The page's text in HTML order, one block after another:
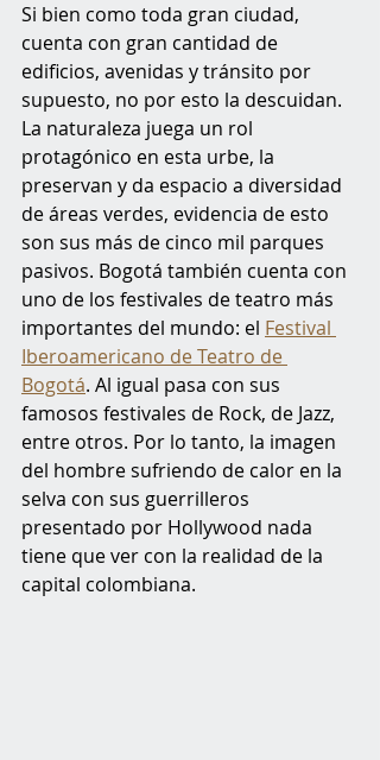
Si bien como toda gran ciudad,
cuenta con gran cantidad de
edificios, avenidas y tránsito por
supuesto, no por esto la descuidan.
La naturaleza juega un rol
protagónico en esta urbe, la
preservan y da espacio a diversidad
de áreas verdes, evidencia de esto
son sus más de cinco mil parques
pasivos. Bogotá también cuenta con
uno de los festivales de teatro más
importantes del mundo: el Festival
Iberoamericano de Teatro de
Bogotá. Al igual pasa con sus
famosos festivales de Rock, de Jazz,
entre otros. Por lo tanto, la imagen
del hombre sufriendo de calor en la
selva con sus guerrilleros
presentado por Hollywood nada
tiene que ver con la realidad de la
capital colombiana.